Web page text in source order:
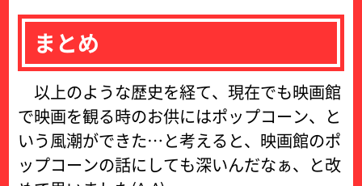
まとめ
以上のような歴史を経て、現在でも映画館
で映画を観る時のお供にはポップコーン、と
いう風潮ができた…と考えると、映画館のポ
ップコーンの話にしても深いんだなぁ、と改